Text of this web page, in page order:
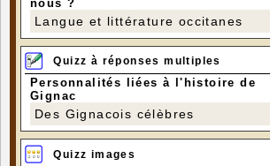
nous ?
Langue et littérature occitanes
Quizz à réponses multiples
Personnalités liées à l'histoire de
Gignac
Des Gignacois célèbres
Quizz images